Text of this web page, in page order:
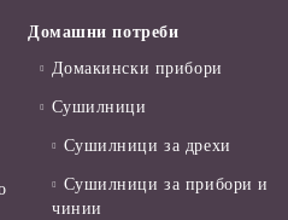
Домашни потреби
Домакински прибори
Сушилници
Сушилници за дрехи
Сушилници за прибори и
чинии